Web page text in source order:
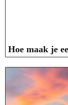
Hoe maak je